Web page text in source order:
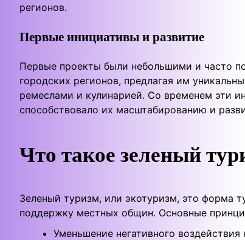
регионов.
Первые инициативы и развитие
Первые проекты были небольшими и часто
городских регионов, предлагая им
ремеслами и кулинарией. Со временем эти
способствовало их масштабированию и
Что такое зеленый
Зеленый туризм, или экотуризм, это форма
поддержку местных общин. Основные
Уменьшение негативного воздействия